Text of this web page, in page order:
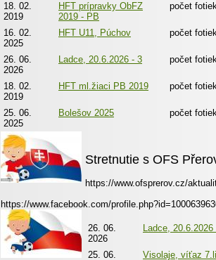
18. 02.
2019
HFT prípravky ObFZ
2019 - PB
počet
16. 02.
2025
HFT U11, Púchov počet
26. 06.
2026
Ladce, 20.6.2026 - 3 počet
18. 02.
2019
HFT ml.žiaci PB 2019 počet
25. 06.
2025
Bolešov 2025 počet
Stretnutie s OFS
https://www.ofsprerov.cz/
https://www.facebook.com/
26. 06.
2026
Ladce, 20.6.2026
25. 06. Visolaje, víťaz